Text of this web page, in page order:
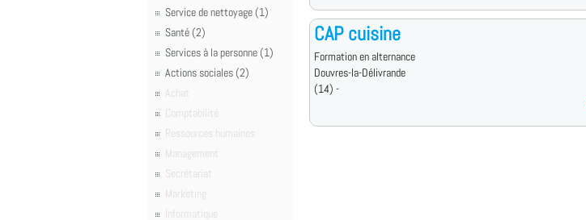
Service de nettoyage (1)
Santé (2)
Services à la personne (1)
Actions sociales (2)
Achat
Comptabilité
Ressources humaines
Management
Secrétariat
Marketing
Informatique
CAP cuisine
Formation en alternance
Douvres-la-Délivrande
(14) -